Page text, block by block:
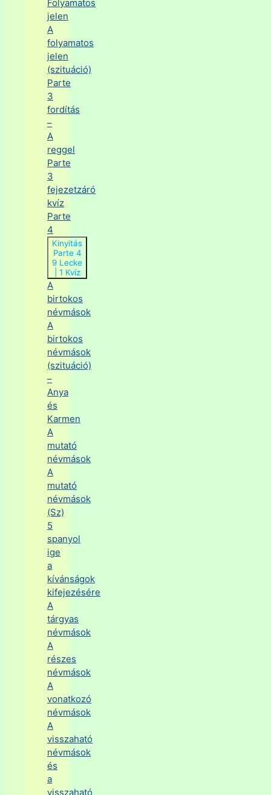
Folyamatos
jelen
A
folyamatos
jelen
(szituáció)
Parte
3
fordítás
–
A
reggel
Parte
3
fejezetzáró
kvíz
Parte
4
Kinyitás
Parte 4
9 Lecke
1 Kvíz
A
birtokos
névmások
A
birtokos
névmások
(szituáció)
–
Anya
és
Karmen
A
mutató
névmások
A
mutató
névmások
(Sz)
5
spanyol
ige
a
kívánságok
kifejezésére
A
tárgyas
névmások
A
részes
névmások
A
vonatkozó
névmások
A
visszaható
névmások
és
a
visszaható